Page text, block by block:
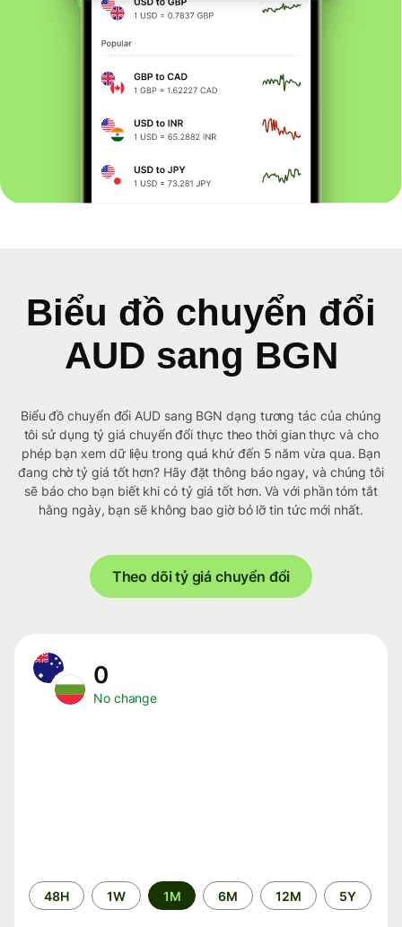
Biểu đồ chuyển đổi
AUD sang BGN
Biểu đồ chuyển đổi AUD sang BGN dạng tương tác của chúng
tôi sử dụng tỷ giá chuyển đổi thực theo thời gian thực và cho
phép bạn xem dữ liệu trong quá khứ đến 5 năm vừa qua. Bạn
đang chờ tỷ giá tốt hơn? Hãy đặt thông báo ngay, và chúng tôi
sẽ báo cho bạn biết khi có tỷ giá tốt hơn. Và với phần tóm tắt
hằng ngày, bạn sẽ không bao giờ bỏ lỡ tin tức mới nhất.
Theo dõi tỷ giá chuyển đổi
0
No change
Time
period
48H 1W 1M 6M 12M 5Y